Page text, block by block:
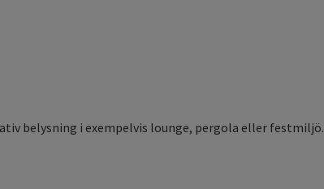
belysning i exempelvis lounge, pergola eller festmiljö.